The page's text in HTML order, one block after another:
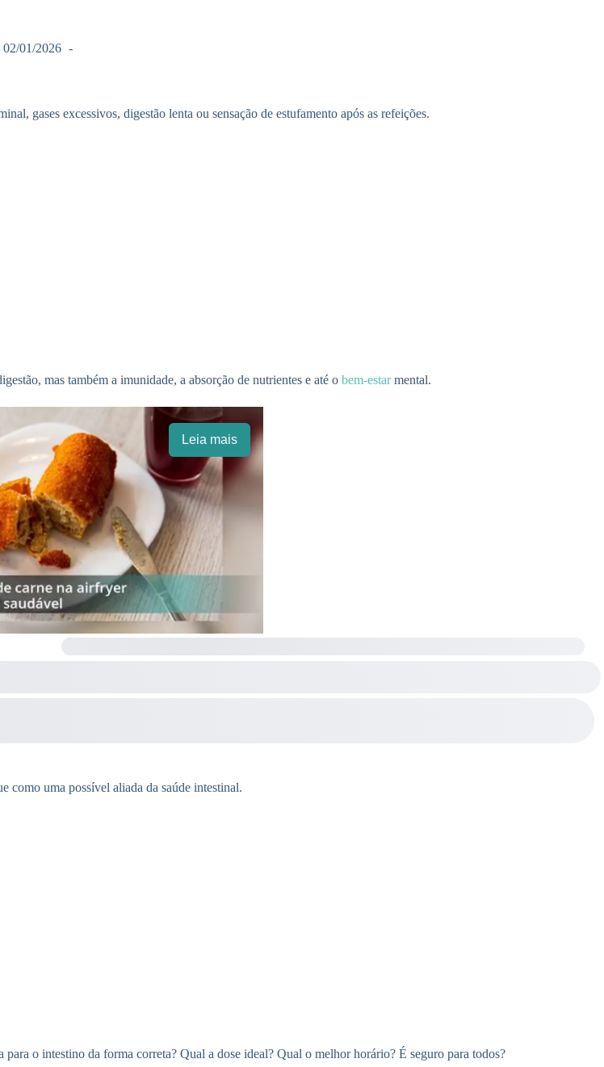
02/01/2026
gases excessivos, digestão lenta ou sensação de estufamento após as refeições.
mas também a imunidade, a absorção de nutrientes e até o bem-estarmental.
Leia mais
uma possível aliada da saúde intestinal.
o intestino da forma correta? Qual a dose ideal? Qual o melhor horário? É seguro para todos?